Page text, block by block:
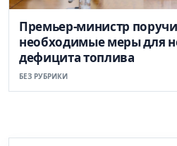
Премьер-министр
необходимые меры для
дефицита топлива
БЕЗ РУБРИКИ